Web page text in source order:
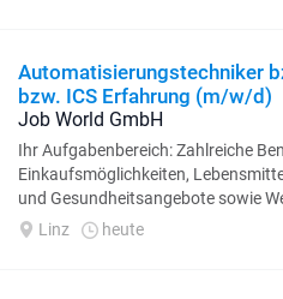
Automatisierungstechniker
bzw. ICS Erfahrung (m/w/d)
Job World GmbH
Ihr Aufgabenbereich: Zahlreiche
Einkaufsmöglichkeiten,
und Gesundheitsangebote sowie
Sie bitte...
Linz heute